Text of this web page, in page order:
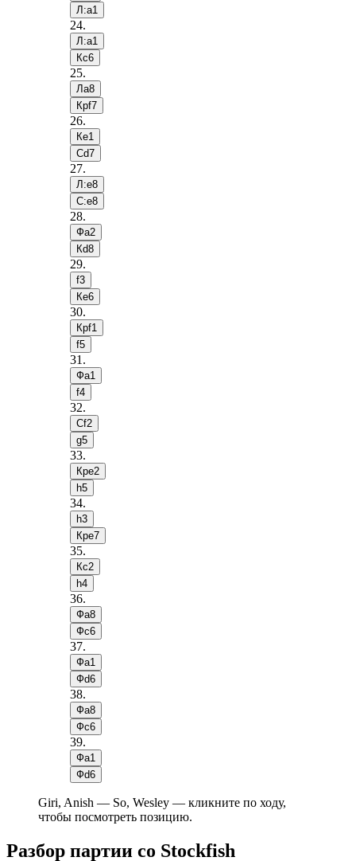
Л:a1
24.
Л:a1
Кc6
25.
Лa8
Крf7
26.
Кe1
Сd7
27.
Л:e8
С:e8
28.
Фa2
Кd8
29.
f3
Кe6
30.
Крf1
f5
31 .
Фa1
f4
32.
Сf2
g5
33.
Крe2
h5
34.
h3
Крe7
35.
Кc2
h4
36.
Фa8
Фc6
37.
Фa1
Фd6
38.
Фa8
Фc6
39.
Фa1
Фd6
Giri, Anish — So, Wesley — кликните по ходу,
чтобы посмотреть позицию.
Разбор партии со Stockfish